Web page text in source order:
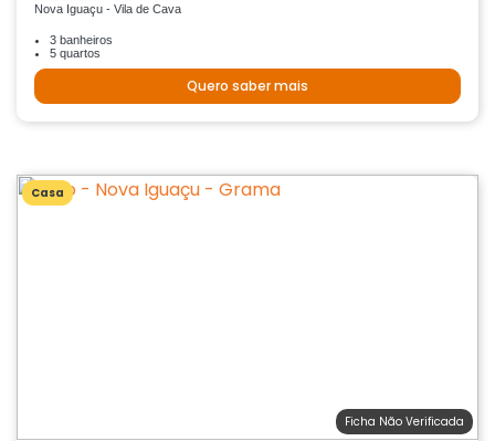
Nova Iguaçu - Vila de Cava
3 banheiros
5 quartos
Quero saber mais
Casa
Ficha Não Verificada